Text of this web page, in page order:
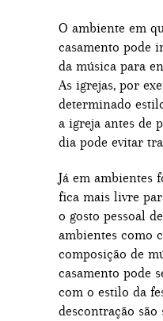
O ambiente em
casamento pode
da música para
As igrejas, por
determinado
a igreja antes de
dia pode evitar
Já em ambientes
fica mais livre
o gosto pessoal
ambientes como
composição de
casamento pode
com o estilo da
descontração são